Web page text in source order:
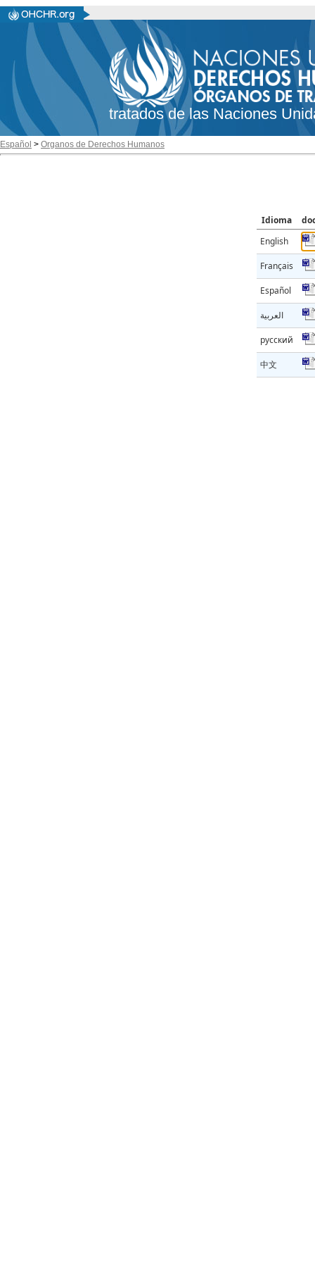
tratados de las Naciones
Español > Organos de Derechos Humanos
Idioma
English
Français
Español
العربية
русский
中文